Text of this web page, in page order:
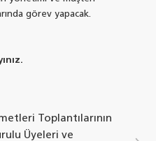
görev yapacak.
Toplantılarının
Üyeleri ve